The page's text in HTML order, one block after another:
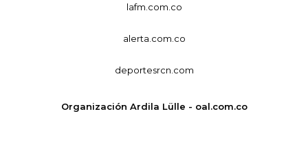
lafm.com.co
alerta.com.co
deportesrcn.com
Organización Ardila Lülle - oal.com.co